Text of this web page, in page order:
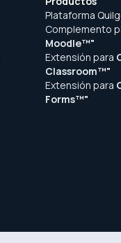
Plataforma
Complemento
Moodle™"
Extensión para
Classroom™"
Extensión para
Forms™"